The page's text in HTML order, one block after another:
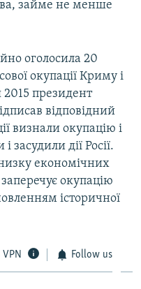
займе не менше
оголосила 20
окупації Криму і
2015 президент
відповідний
визнали окупацію і
дії Росії.
економічних
окупацію
історичної
Follow us